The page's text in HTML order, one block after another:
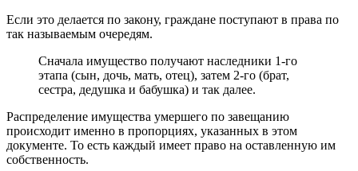
Если это делается по закону, граждане поступают в права по
так называемым очередям.
Сначала имущество получают наследники 1-го
этапа (сын, дочь, мать, отец), затем 2-го (брат,
сестра, дедушка и бабушка) и так далее.
Распределение имущества умершего по завещанию
происходит именно в пропорциях, указанных в этом
документе. То есть каждый имеет право на оставленную им
собственность.